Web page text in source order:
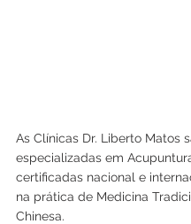
As Clínicas Dr. Liberto Matos
especializadas em
certificadas nacional e
na prática de Medicina
Chinesa.